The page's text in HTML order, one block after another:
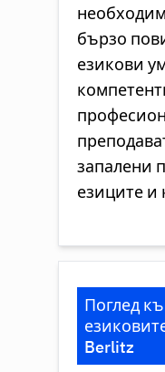
бързо
езикови
запалени
езиците и
Поглед
Berlitz